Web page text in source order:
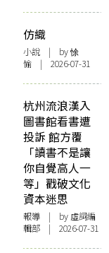
仿織
小說 | by 悇
愉 | 2026-07-31
杭州流浪漢入
圖書館看書遭
投訴 館方覆
「讀書不是讓
你自覺高人一
等」戳破文化
資本迷思
報導 | by 虛詞編
輯部 | 2026-07-31